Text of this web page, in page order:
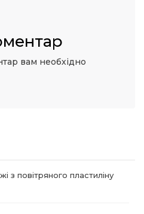
вам необхідно
з повітряного пластиліну